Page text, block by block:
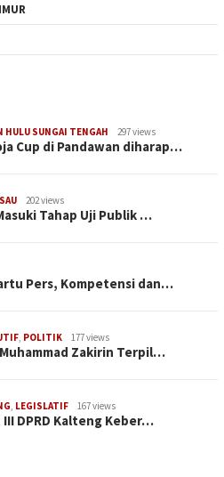
HULU SUNGAI TENGAH 297 views
Cup di Pandawan diharap…
202 views
Tahap Uji Publik …
Pers, Kompetensi dan…
, POLITIK 177 views
Zakirin Terpil…
, LEGISLATIF 167 views
DPRD Kalteng Keber…